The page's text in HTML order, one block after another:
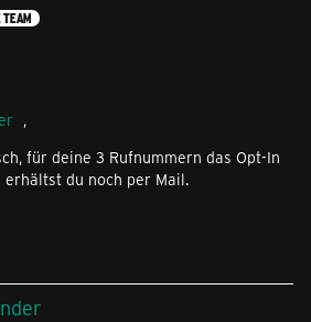
TEAM
,
für deine 3 Rufnummern das Opt-In
du noch per Mail.